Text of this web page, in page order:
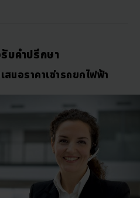
บคำปรึกษา
นอราคาเช่ารถยกไฟฟ้า